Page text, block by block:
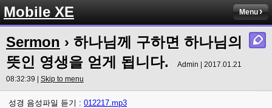
Mobile XE Menu
Sermon › 하나님께 구하면 하나님의
뜻인 영생을 얻게 됩니다.
Admin | 2017.01.21
08:32:39 | Skip to menu
성경 음성파일 듣기 : 012217.mp3